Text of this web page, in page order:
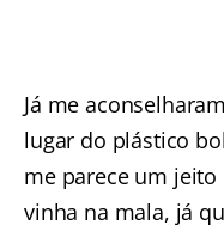
Já me
lugar do plástico
me parece um
vinha na mala, já